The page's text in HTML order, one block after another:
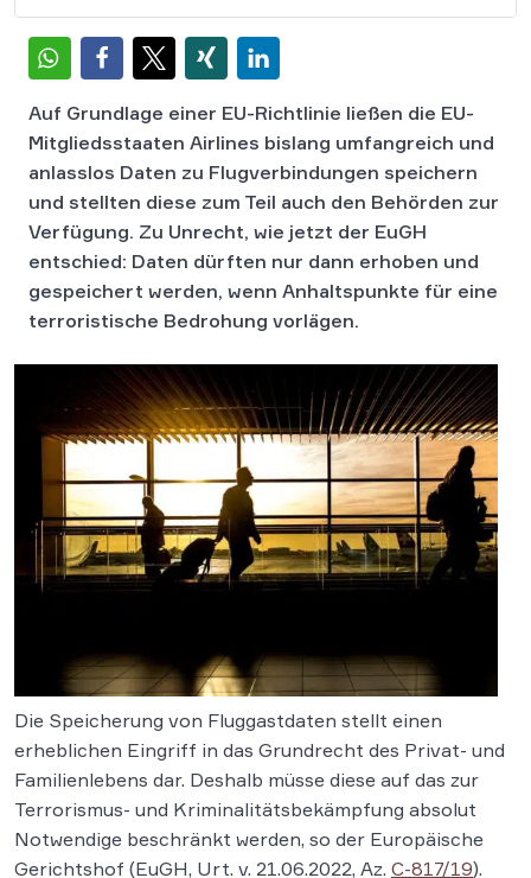
Auf Grundlage einer EU-Richtlinie ließen die EU-
Mitgliedsstaaten Airlines bislang umfangreich und
anlasslos Daten zu Flugverbindungen speichern
und stellten diese zum Teil auch den Behörden zur
Verfügung. Zu Unrecht, wie jetzt der EuGH
entschied: Daten dürften nur dann erhoben und
gespeichert werden, wenn Anhaltspunkte für eine
terroristische Bedrohung vorlägen.
Die Speicherung von Fluggastdaten stellt einen
erheblichen Eingriff in das Grundrecht des Privat- und
Familienlebens dar. Deshalb müsse diese auf das zur
Terrorismus- und Kriminalitätsbekämpfung absolut
Notwendige beschränkt werden, so der Europäische
Gerichtshof (EuGH, Urt. v. 21.06.2022, Az. C-817/19).